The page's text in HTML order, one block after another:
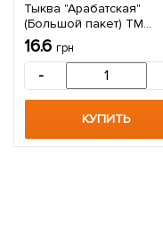
Тыква "Арабатская"
(Большой пакет) ТМ
"Весна" 4г
16.6 грн
-
КУПИТЬ